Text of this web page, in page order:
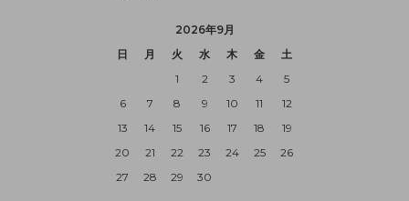
2026年9月
日
月 火 水 木 金
土
1
2 3 4
5
6
7 8 9 10 11
12
13
14 15 16 17 18
19
20
21 22 23 24 25
26
27
28 29 30